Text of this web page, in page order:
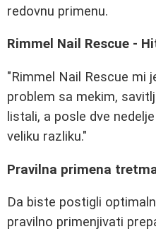
redovnu primenu.
Rimmel Nail Rescue -
"Rimmel Nail Rescue mi
problem sa mekim,
listali, a posle dve
veliku razliku."
Pravilna primena
Da biste postigli
pravilno primenjivati